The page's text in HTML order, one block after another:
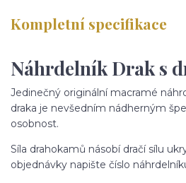
Kompletní specifikace
Náhrdelník Drak s
Jedinečný originální macramé
draka je nevšedním nádherným
osobnost.
Síla drahokamů násobí dračí sílu
objednávky napište číslo